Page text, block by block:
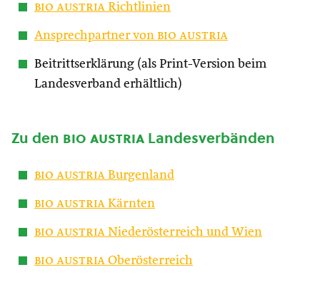
bio austria Richtlinien
Ansprechpartner von bio austria
Beitrittserklärung (als Print-Version beim
Landesverband erhältlich)
Zu den bio austria Landesverbänden
bio austria Burgenland
bio austria Kärnten
bio austria Niederösterreich und Wien
bio austria Oberösterreich